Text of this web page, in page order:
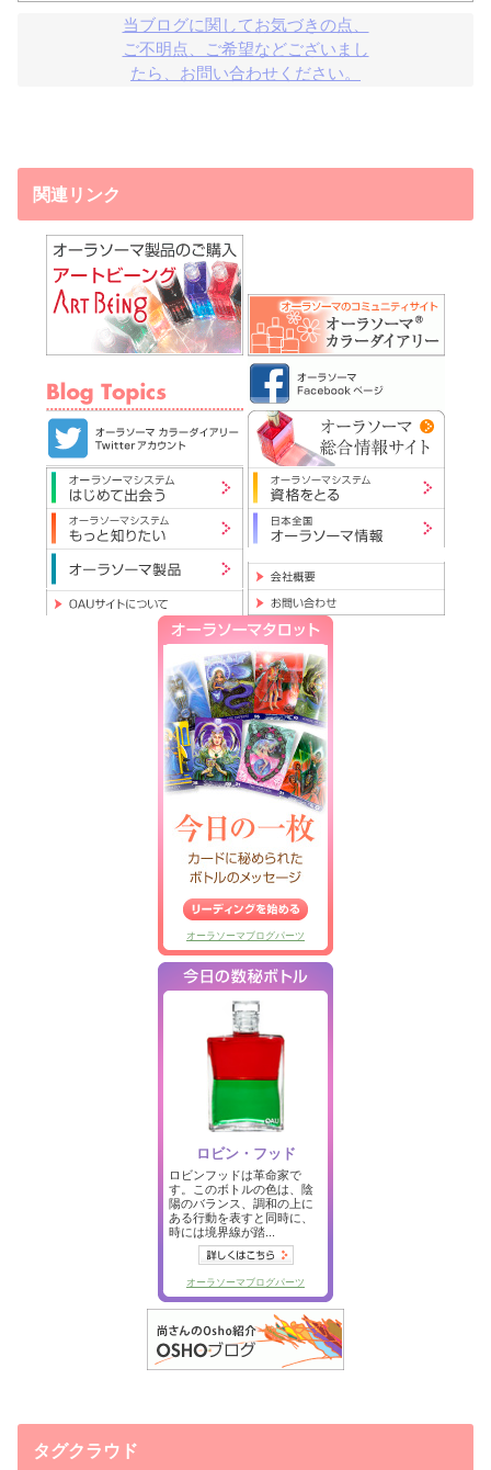
当ブログに関してお気づきの点、
ご不明点、ご希望などございまし
たら、お問い合わせください。
関連リンク
タグクラウド